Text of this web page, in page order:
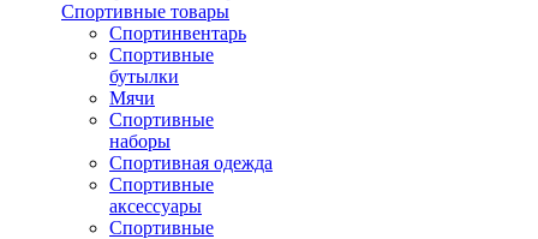
Спортивные товары
Спортинвентарь
Спортивные
бутылки
Мячи
Спортивные
наборы
Спортивная одежда
Спортивные
аксессуары
Спортивные